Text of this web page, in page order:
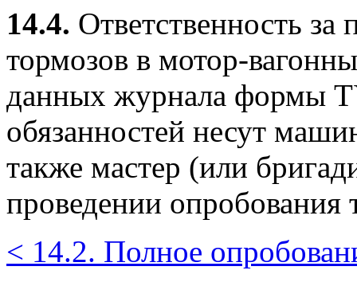
14.4. Ответственность за
тормозов в мотор-
данных журнала формы
обязанностей несут
также мастер (или
проведении опробования
< 14.2. Полное